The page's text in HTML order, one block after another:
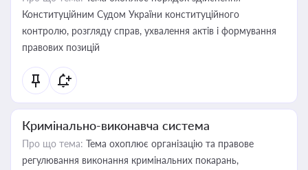
Конституційним Судом України конституційного
контролю, розгляду справ, ухвалення актів і формування
правових позицій
Кримінально-виконавча система
Про що тема: Тема охоплює організацію та правове
регулювання виконання кримінальних покарань,